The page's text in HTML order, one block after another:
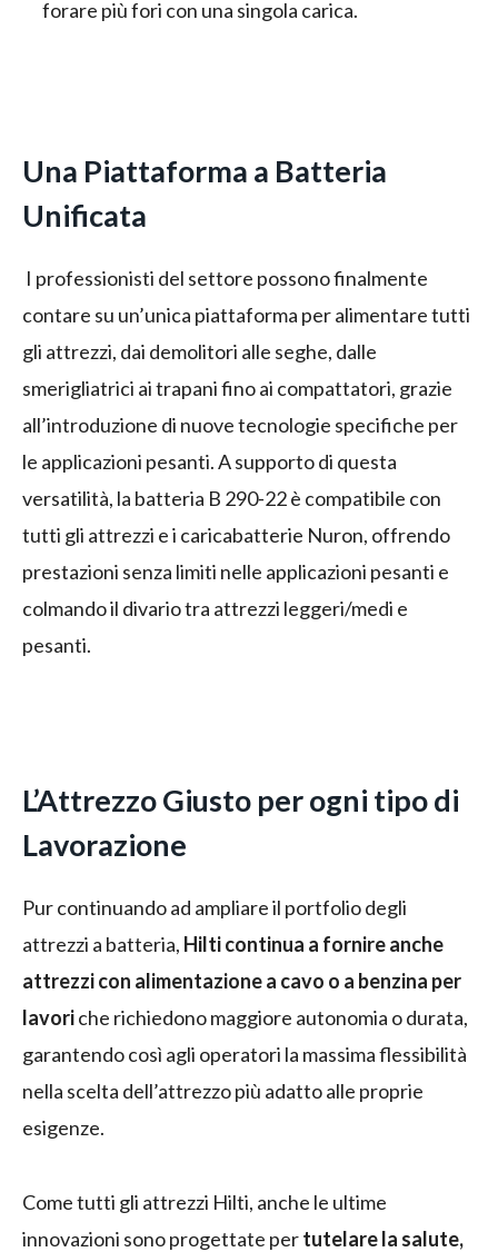
forare più fori con una singola carica.
Una Piattaforma a Batteria
Unificata
I professionisti del settore possono finalmente
contare su un’unica piattaforma per alimentare tutti
gli attrezzi, dai demolitori alle seghe, dalle
smerigliatrici ai trapani fino ai compattatori, grazie
all’introduzione di nuove tecnologie specifiche per
le applicazioni pesanti. A supporto di questa
versatilità, la batteria B 290‑22 è compatibile con
tutti gli attrezzi e i caricabatterie Nuron, offrendo
prestazioni senza limiti nelle applicazioni pesanti e
colmando il divario tra attrezzi leggeri/medi e
pesanti.
L’Attrezzo Giusto per ogni tipo di
Lavorazione
Pur continuando ad ampliare il portfolio degli
attrezzi a batteria, Hilti continua a fornire anche
attrezzi con alimentazione a cavo o a benzina per
lavoriche richiedono maggiore autonomia o durata,
garantendo così agli operatori la massima flessibilità
nella scelta dell’attrezzo più adatto alle proprie
esigenze.
Come tutti gli attrezzi Hilti, anche le ultime
innovazioni sono progettate pertutelare la salute,